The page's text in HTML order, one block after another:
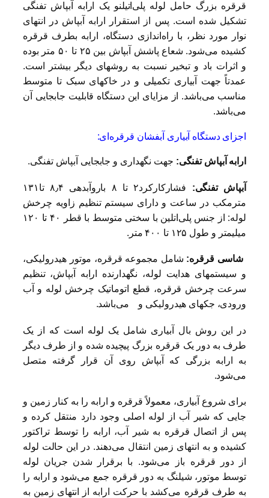
قرقره بزرگ حامل لوله پلی‌اتیلنو یک ارابه آبپاش تفنگی
تشکیل شده است. پس از استقرار ارابه آبپاش در انتهای
نوار مورد نظر، با راه‌اندازی دستگاه، ارابه بطرف قرقره
کشیده می‌شود. شعاع پاشش آبپاش بین ۲۵ تا ۵۰ متر بوده
و اثرات باد و تبخیر نسبت به روشهای دیگر بیشتر است.
عمدتاً جهت آبیاری تکمیلی و در خاکهای سبک تا متوسط
مناسب می‌باشد. از مزایای این دستگاه قابلیت جابجایی آن
می‌باشد.
اجزای دستگاه آبیاری آبفشان قرقره‌ای:
ارابه آبپاش تفنگی: جهت نگهداری و جابجایی آبپاش تفنگی.
آبپاش تفنگی:
فشارکارکرد۲ تا ۸ باروآبدهی ۸٫۴ تا۱۳۱
مترمکب در ساعت و دارای سیستم تنظیم زاویه چرخش
لوله: از جنس پلی‌اتلین با سختی متوسط با قطر ۴۰ تا ۱۲۰
میلیمتر و طول ۱۲۵ تا ۴۰۰ متر.
شاسی قرقره: شامل مجموعه قرقره، موتور هیدرولیکی،
و سیستمهای هدایت لوله، نگهدارنده ارابه آبپاش‌، تنظیم
سرعت چرخش قرقره، قطع اتوماتیک چرخش لوله و آب
ورودی، جکهای هیدرولیکی و می‌باشد.
در این روش بال آبیاری شامل یک لوله است که از یک
طرف به دور یک قرقره بزرگ پیچیده شده و از طرف دیگر
به ارابه بزرگی که آبپاش روی آن قرار گرفته متصل
می‌شود.
برای شروع آبیاری، معمولاً قرقره و ارابه را به کنار زمین و
جایی که شیر آب از لوله اصلی وجود دارد منتقل کرده و
پس از اتصال قرقره به شیر آب، ارابه را توسط تراکتور
کشیده و به انتهای زمین انتقال می‌دهند. در این حالت لوله
از دور قرقره باز می‌شود. با برقرار شدن جریان لوله
توسط موتور، شیلنگ به دور قرقره جمع می‌شود و ارابه را
به طرف قرقره می‌کشد با حرکت ارابه از انتهای زمین به